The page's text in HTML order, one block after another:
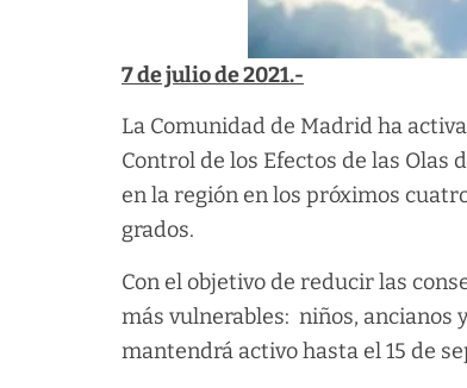
7 de julio de 2021.-
La Comunidad de Madrid ha
Control de los Efectos de las
en la región en los próximos
grados.
Con el objetivo de reducir las
más vulnerables: niños, ancianos
mantendrá activo hasta el 15 de